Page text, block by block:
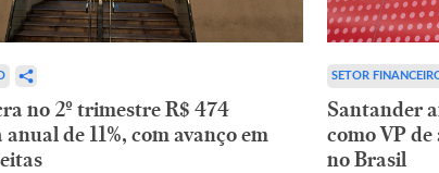
no 2º trimestre R$ 474
de 11%, com avanço em
SETOR
Santander
como VP
no Brasil